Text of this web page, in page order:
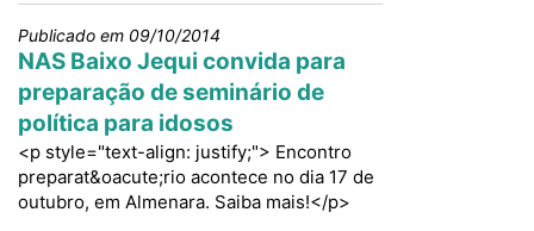
Publicado em 09/10/2014
NAS Baixo Jequi convida para
preparação de seminário de
política para idosos
<p style="text-align: justify;"> Encontro
preparat&oacute;rio acontece no dia 17 de
outubro, em Almenara. Saiba mais!</p>